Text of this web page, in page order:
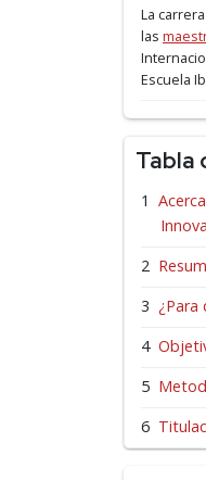
La
las
Escuela
Tabla